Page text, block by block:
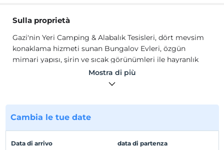
Sulla proprietà
Gazi'nin Yeri Camping & Alabalık Tesisleri, dört mevsim
konaklama hizmeti sunan Bungalov Evleri, özgün
mimari yapısı, şirin ve sıcak görünümleri ile hayranlık
uyandırırken, modern dizaynı ve bahçe peyzajı ile
huzurlu bir alternatif tatil imkanı sunuyor. Güzel bir gün
keyifli bir hafta sonu için çok uzaklara gitmenize gerek
yok. İstanbul'a sadece 90 km mesafe ile Gazi'nin Yeri yanı
Dileyen misafirlerimiz tamamı ahşaptan bungalov
Mostra di più
Cambia le tue date
Data di arrivo data di partenza